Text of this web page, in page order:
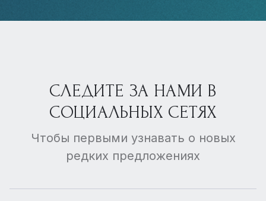
СЛЕДИТЕ ЗА НАМИ В
СОЦИАЛЬНЫХ СЕТЯХ
Чтобы первыми узнавать о новых
редких предложениях